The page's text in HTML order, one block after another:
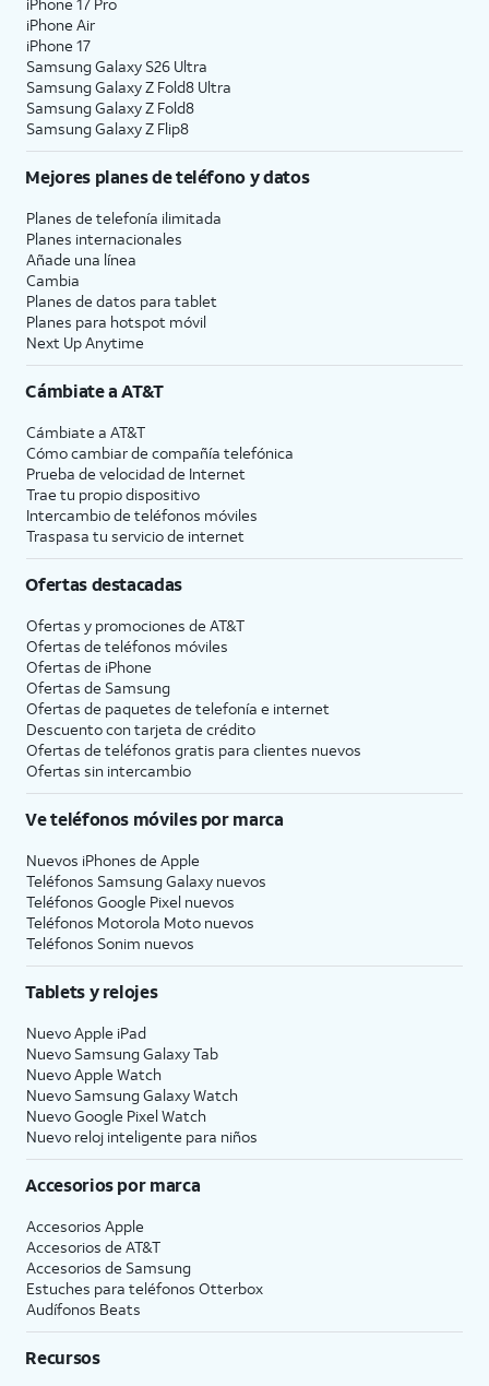
iPhone Air
iPhone 17
Samsung Galaxy S26 Ultra
Samsung Galaxy Z Fold8 Ultra
Samsung Galaxy Z Fold8
Samsung Galaxy Z Flip8
Mejores planes de teléfono y datos
Planes de telefonía ilimitada
Planes internacionales
Añade una línea
Cambia
Planes de datos para tablet
Planes para hotspot móvil
Next Up Anytime
Cámbiate aAT&T
Cámbiate a AT&T
Cómo cambiar de compañía telefónica
Prueba de velocidad de Internet
Trae tu propio dispositivo
Intercambio de teléfonos móviles
Traspasa tu servicio de internet
Ofertas destacadas
Ofertas y promociones de AT&T
Ofertas de teléfonos móviles
Ofertas de iPhone
Ofertas de Samsung
Ofertas de paquetes de telefonía e internet
Descuento con tarjeta de crédito
Ofertas de teléfonos gratis para clientes nuevos
Ofertas sin intercambio
Ve teléfonos móviles por marca
Nuevos iPhones de Apple
Teléfonos Samsung Galaxy nuevos
Teléfonos Google Pixel nuevos
Teléfonos Motorola Moto nuevos
Teléfonos Sonim nuevos
Tablets y relojes
Nuevo Apple iPad
Nuevo Samsung Galaxy Tab
Nuevo Apple Watch
Nuevo Samsung Galaxy Watch
Nuevo Google Pixel Watch
Nuevo reloj inteligente para niños
Accesorios por marca
Accesorios Apple
Accesorios de AT&T
Accesorios de Samsung
Estuches para teléfonos Otterbox
Audífonos Beats
Recursos